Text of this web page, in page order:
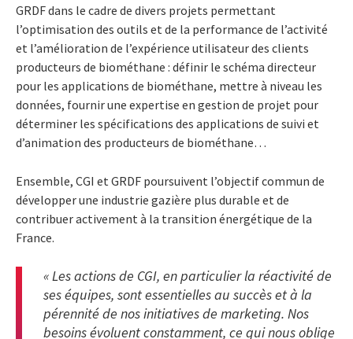
GRDF dans le cadre de divers projets permettant
l’optimisation des outils et de la performance de l’activité
et l’amélioration de l’expérience utilisateur des clients
producteurs de biométhane : définir le schéma directeur
pour les applications de biométhane, mettre à niveau les
données, fournir une expertise en gestion de projet pour
déterminer les spécifications des applications de suivi et
d’animation des producteurs de biométhane…
Ensemble, CGI et GRDF poursuivent l’objectif commun de
développer une industrie gazière plus durable et de
contribuer activement à la transition énergétique de la
France.
« Les actions de CGI, en particulier la réactivité de
ses équipes, sont essentielles au succès et à la
pérennité de nos initiatives de marketing. Nos
besoins évoluent constamment, ce qui nous oblige